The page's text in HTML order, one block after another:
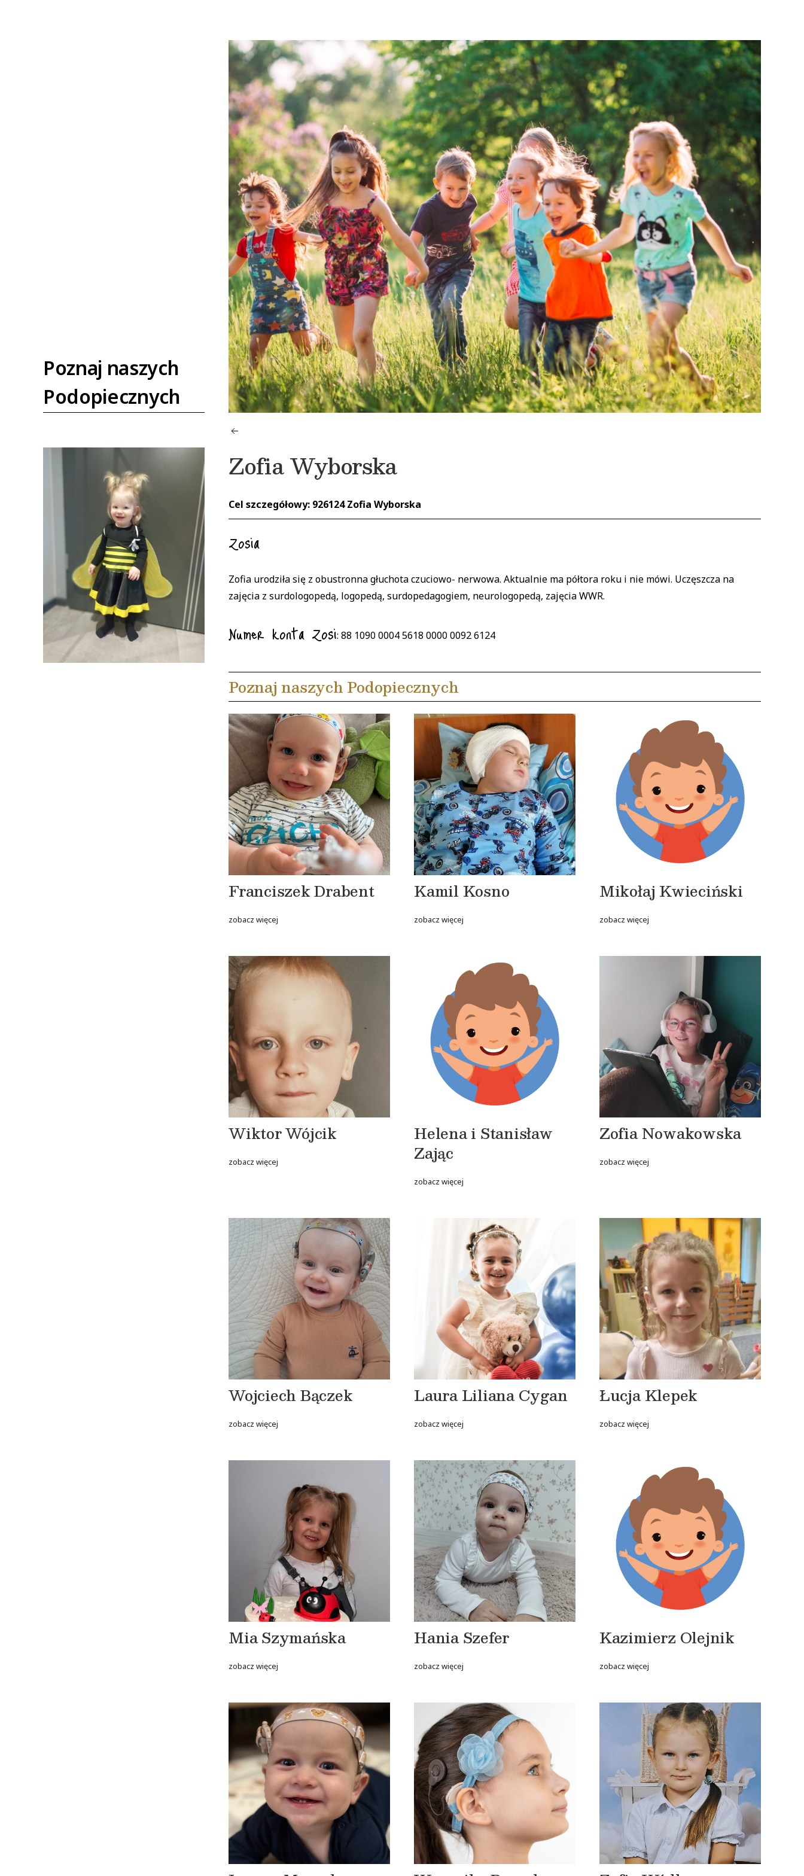
Poznaj naszych
Podopiecznych
Zofia Wyborska
Cel szczegółowy: 926124 Zofia Wyborska
Zosia
Zofia urodziła się z obustronna głuchota czuciowo- nerwowa. Aktualnie ma półtora roku i nie mówi. Uczęszcza na
zajęcia z surdologopedą, logopedą, surdopedagogiem, neurologopedą, zajęcia WWR.
Numer konta Zosi: 88 1090 0004 5618 0000 0092 6124
Poznaj naszych Podopiecznych
Franciszek Drabent
zobacz więcej
Kamil Kosno
zobacz więcej
Mikołaj Kwieciński
zobacz więcej
Wiktor Wójcik
zobacz więcej
Helena i Stanisław
Zając
zobacz więcej
Zofia Nowakowska
zobacz więcej
Wojciech Bączek
zobacz więcej
Laura Liliana Cygan
zobacz więcej
Łucja Klepek
zobacz więcej
Mia Szymańska
zobacz więcej
Hania Szefer
zobacz więcej
Kazimierz Olejnik
zobacz więcej